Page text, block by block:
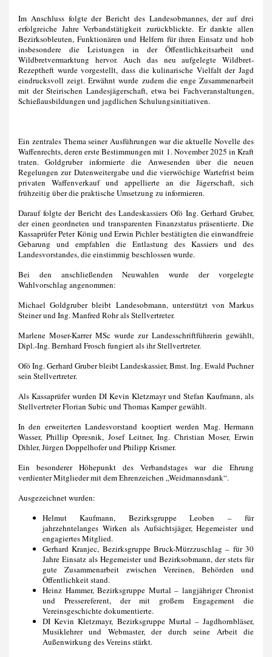
Im Anschluss folgte der Bericht des Landesobmannes, der auf drei
erfolgreiche Jahre Verbandstätigkeit zurückblickte. Er dankte allen
Bezirksobleuten, Funktionären und Helfern für ihren Einsatz und hob
insbesondere die Leistungen in der Öffentlichkeitsarbeit und
Wildbretvermarktung hervor. Auch das neu aufgelegte Wildbret-
Rezeptheft wurde vorgestellt, dass die kulinarische Vielfalt der Jagd
eindrucksvoll zeigt. Erwähnt wurde zudem die enge Zusammenarbeit
mit der Steirischen Landesjägerschaft, etwa bei Fachveranstaltungen,
Schießausbildungen und jagdlichen Schulungsinitiativen.
Ein zentrales Thema seiner Ausführungen war die aktuelle Novelle des
Waffenrechts, deren erste Bestimmungen mit 1. November 2025 in Kraft
traten. Goldgruber informierte die Anwesenden über die neuen
Regelungen zur Datenweitergabe und die vierwöchige Wartefrist beim
privaten Waffenverkauf und appellierte an die Jägerschaft, sich
frühzeitig über die praktische Umsetzung zu informieren.
Darauf folgte der Bericht des Landeskassiers Ofö Ing. Gerhard Gruber,
der einen geordneten und transparenten Finanzstatus präsentierte. Die
Kassaprüfer Peter König und Erwin Pichler bestätigten die einwandfreie
Gebarung und empfahlen die Entlastung des Kassiers und des
Landesvorstandes, die einstimmig beschlossen wurde.
Bei den anschließenden Neuwahlen wurde der vorgelegte
Wahlvorschlag angenommen:
Michael Goldgruber bleibt Landesobmann, unterstützt von Markus
Steiner und Ing. Manfred Rohr als Stellvertreter.
Marlene Moser-Karrer MSc wurde zur Landesschriftführerin gewählt,
Dipl.-Ing. Bernhard Frosch fungiert als ihr Stellvertreter.
Ofö Ing. Gerhard Gruber bleibt Landeskassier, Bmst. Ing. Ewald Puchner
sein Stellvertreter.
Als Kassaprüfer wurden DI Kevin Kletzmayr und Stefan Kaufmann, als
Stellvertreter Florian Subic und Thomas Kamper gewählt.
In den erweiterten Landesvorstand kooptiert werden Mag. Hermann
Wasser, Phillip Opresnik, Josef Leitner, Ing. Christian Moser, Erwin
Dihler, Jürgen Doppelhofer und Philipp Krismer.
Ein besonderer Höhepunkt des Verbandstages war die Ehrung
verdienter Mitglieder mit dem Ehrenzeichen „Weidmannsdank“.
Ausgezeichnet wurden:
Helmut Kaufmann, Bezirksgruppe Leoben – für
jahrzehntelanges Wirken als Aufsichtsjäger, Hegemeister und
engagiertes Mitglied.
Gerhard Kranjec, Bezirksgruppe Bruck-Mürzzuschlag – für 30
Jahre Einsatz als Hegemeister und Bezirksobmann, der stets für
gute Zusammenarbeit zwischen Vereinen, Behörden und
Öffentlichkeit stand.
Heinz Hammer, Bezirksgruppe Murtal – langjähriger Chronist
und Pressereferent, der mit großem Engagement die
Vereinsgeschichte dokumentierte.
DI Kevin Kletzmayr, Bezirksgruppe Murtal – Jagdhornbläser,
Musiklehrer und Webmaster, der durch seine Arbeit die
Außenwirkung des Vereins stärkt.